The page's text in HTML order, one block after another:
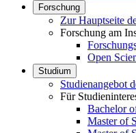
Forschung
Zur Hauptseite
Forschung am
Open
Studium
Studienangebot
Für
Bachelor
Master of